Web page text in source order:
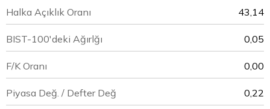
Halka Açıklık Oranı 43,14
BIST-100'deki Ağırlğı 0,05
F/K Oranı 0,00
Piyasa Değ. / Defter Değ 0,22